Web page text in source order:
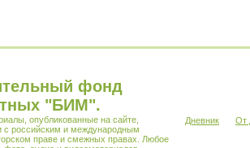
фонд
"БИМ".
опубликованные на сайте,
с российским и международным
праве и смежных правах. Любое
Дневник От